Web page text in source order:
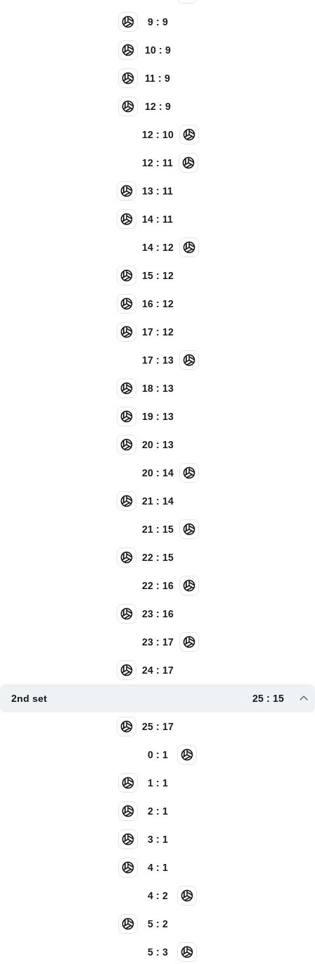
9 : 9
10 : 9
11 : 9
12 : 9
12 : 10
12 : 11
13 : 11
14 : 11
14 : 12
15 : 12
16 : 12
17 : 12
17 : 13
18 : 13
19 : 13
20 : 13
20 : 14
21 : 14
21 : 15
22 : 15
22 : 16
23 : 16
23 : 17
24 : 17
2nd set 25 : 15
25 : 17
0 : 1
1 : 1
2 : 1
3 : 1
4 : 1
4 : 2
5 : 2
5 : 3